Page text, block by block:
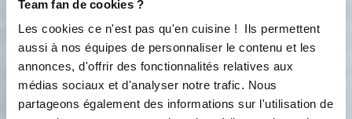
Team fan de cookies ?
Les cookies ce n'est pas qu'en cuisine ! Ils permettent
aussi à nos équipes de personnaliser le contenu et les
annonces, d'offrir des fonctionnalités relatives aux
médias sociaux et d'analyser notre trafic. Nous
partageons également des informations sur l'utilisation de
purée de butternut jusqu'à obtenir
une préparation bien lisse. Versez sur
votre fond de tarte.
4
Le four est préchauffé à 230 degrés.
Enfournez pour 5 minutes. Baissez